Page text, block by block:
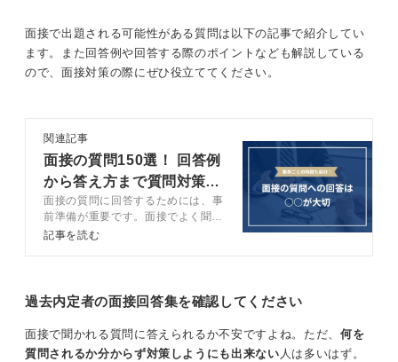
い題材を選ぶのが安全策です。
0
回答の構成は、ご自身で調べられた通り、「具体的なエ
ピソード」「何を感じ何を学んだか」「その結果、自分
の行動がどう変わったか」という流れが最も効果的で
他人の行動に感動した話でも十分アピールになる
ここで重要なポイントは、必ずしも自分自身が成し遂げ
た体験でなくても良いということです。
友人や家族、あるいは街で見かけた見知らぬ人の行動を
見て心が震えた、という他者の観察から得た感動でもま
す。
大切なのは、「良い話をしよう」と飾ることではなく、
その感動体験を通じて今のあなたがどう変化し、日々の
面接で出題される可能性がある質問は以下の記事で紹介してい
ます。また回答例や回答する際のポイントなども解説している
ので、面接対策の際にぜひ役立ててください。
関連記事
面接の質問150選！ 回答例
から答え方まで質問対策を
完全網羅
面接の質問に回答するためには、事
前準備が重要です。面接でよく聞か
れる質問と回答例に加えて、質問に
対策をしましょう。
記事を読む
過去内定者の面接回答集を確認してください
面接で聞かれる質問に答えられるか不安ですよね。ただ、 何を
質問されるか分からず対策しようにも出来ない 人は多いはず。